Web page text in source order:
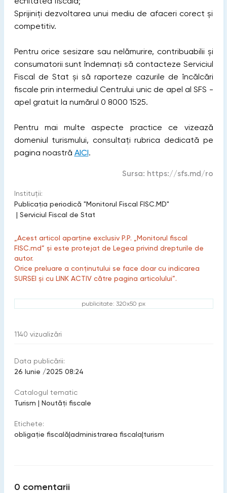
Sprijiniți dezvoltarea unui mediu de afaceri corect și
competitiv.
Pentru orice sesizare sau nelămurire, contribuabilii și
consumatorii sunt îndemnați să contacteze Serviciul
Fiscal de Stat și să raporteze cazurile de încălcări
fiscale prin intermediul Centrului unic de apel al SFS -
apel gratuit la numărul 0 8000 1525.
Pentru mai multe aspecte practice ce vizează
domeniul turismului, consultați rubrica dedicată pe
pagina noastră AICI.
Sursa: https://sfs.md/ro
Instituții:
Publicaţia periodică "Monitorul Fiscal FISC.MD"
| Serviciul Fiscal de Stat
„Acest articol aparține exclusiv P.P. „Monitorul fiscal
FISC.md” și este protejat de Legea privind drepturile de
autor.
Orice preluare a conținutului se face doar cu indicarea
SURSEI și cu LINK ACTIV către pagina articolului”.
publicitate: 320x50 px
1140 vizualizări
Data publicării:
26 Iunie /2025 08:24
Catalogul tematic
Turism | Noutăți fiscale
Etichete:
obligaţie fiscală|administrarea fiscala|turism
0 comentarii